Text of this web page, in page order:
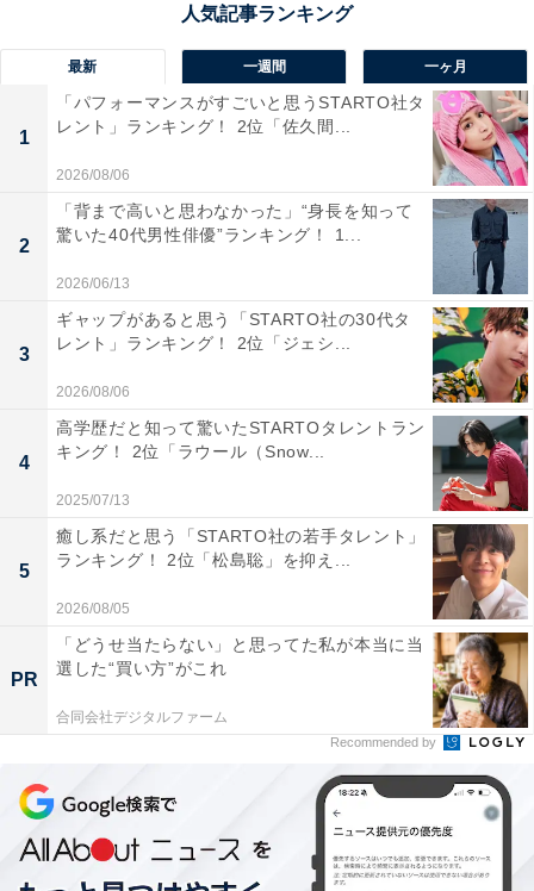
1位：吉高由里子／まひろ／紫式部
View this post on Instagram
最新 一週間 一ヶ月
1
「パフォーマンスがすごいと思うSTARTO社タ
レント」ランキング！ 2位「佐久間...
2026/08/06
2
「背まで高いと思わなかった」“身長を知って
驚いた40代男性俳優”ランキング！ 1...
2026/06/13
3
ギャップがあると思う「STARTO社の30代タ
レント」ランキング！ 2位「ジェシ...
2026/08/06
4
高学歴だと知って驚いたSTARTOタレントラン
キング！ 2位「ラウール（Snow...
2025/07/13
5
癒し系だと思う「STARTO社の若手タレント」
ランキング！ 2位「松島聡」を抑え...
2026/08/05
PR
「どうせ当たらない」と思ってた私が本当に当
選した“買い方”がこれ
合同会社デジタルファーム
Recommended by